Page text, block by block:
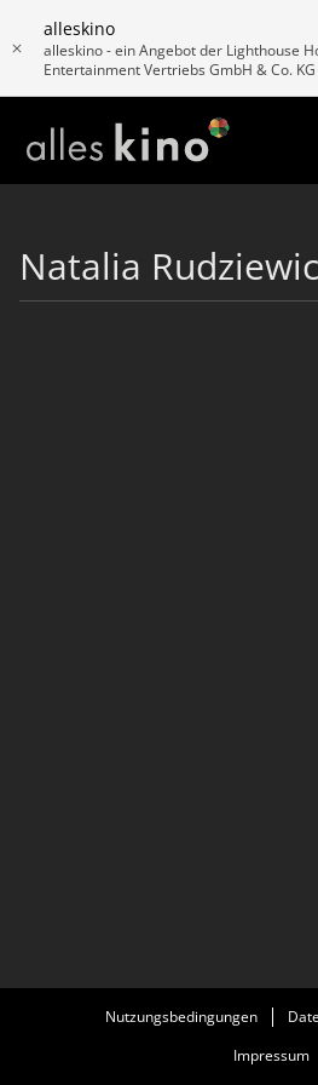
alleskino
alleskino - ein Angebot der Lighthouse
Entertainment Vertriebs GmbH & Co. KG
Natalia
Nutzungsbedingungen
Impressum